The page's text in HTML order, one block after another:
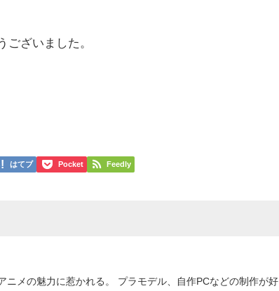
ございました。
はてブ Pocket Feedly
ニメの魅力に惹かれる。 プラモデル、自作PCなどの制作が好